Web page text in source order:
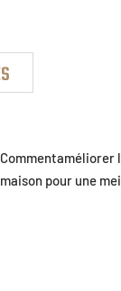
Commentaméliorer
maison pour une